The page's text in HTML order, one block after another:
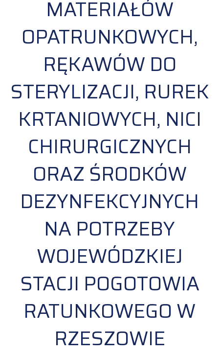
MATERIAŁÓW
OPATRUNKOWYCH,
RĘKAWÓW DO
STERYLIZACJI, RUREK
KRTANIOWYCH, NICI
CHIRURGICZNYCH
ORAZ ŚRODKÓW
DEZYNFEKCYJNYCH
NA POTRZEBY
WOJEWÓDZKIEJ
STACJI POGOTOWIA
RATUNKOWEGO W
RZESZOWIE